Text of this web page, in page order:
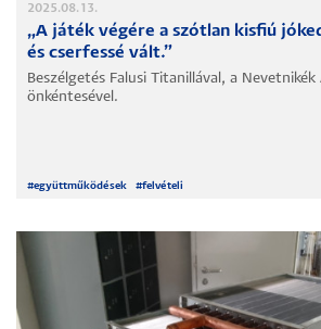
2025.08.13.
„A játék végére a szótlan kisfiú
és cserfessé vált.”
Beszélgetés Falusi Titanillával, a
önkéntesével.
#együttműködések #felvételi